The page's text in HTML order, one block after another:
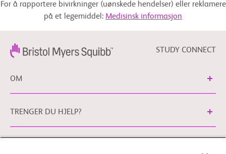
For å rapportere bivirkninger (uønskede hendelser) eller reklamere
på et legemiddel: Medisinsk informasjon
STUDY CONNECT
OM
TRENGER DU HJELP?